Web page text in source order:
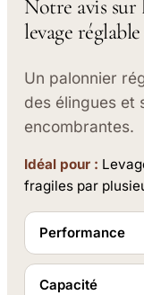
Notre avis
levage
Un palonnier
des élingues et
encombrantes.
Idéal pour :
fragiles par
Performance
Capacité